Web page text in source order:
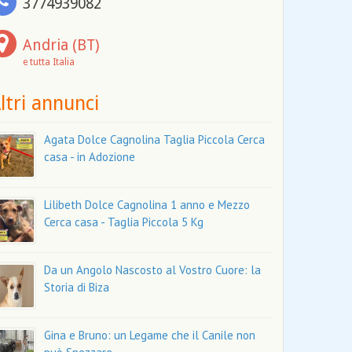
Andria (BT)
e tutta Italia
annunci
Agata Dolce Cagnolina Taglia Piccola Cerca
casa - in Adozione
Lilibeth Dolce Cagnolina 1 anno e Mezzo
Cerca casa - Taglia Piccola 5 Kg
Da un Angolo Nascosto al Vostro Cuore: la
Storia di Biza
Gina e Bruno: un Legame che il Canile non